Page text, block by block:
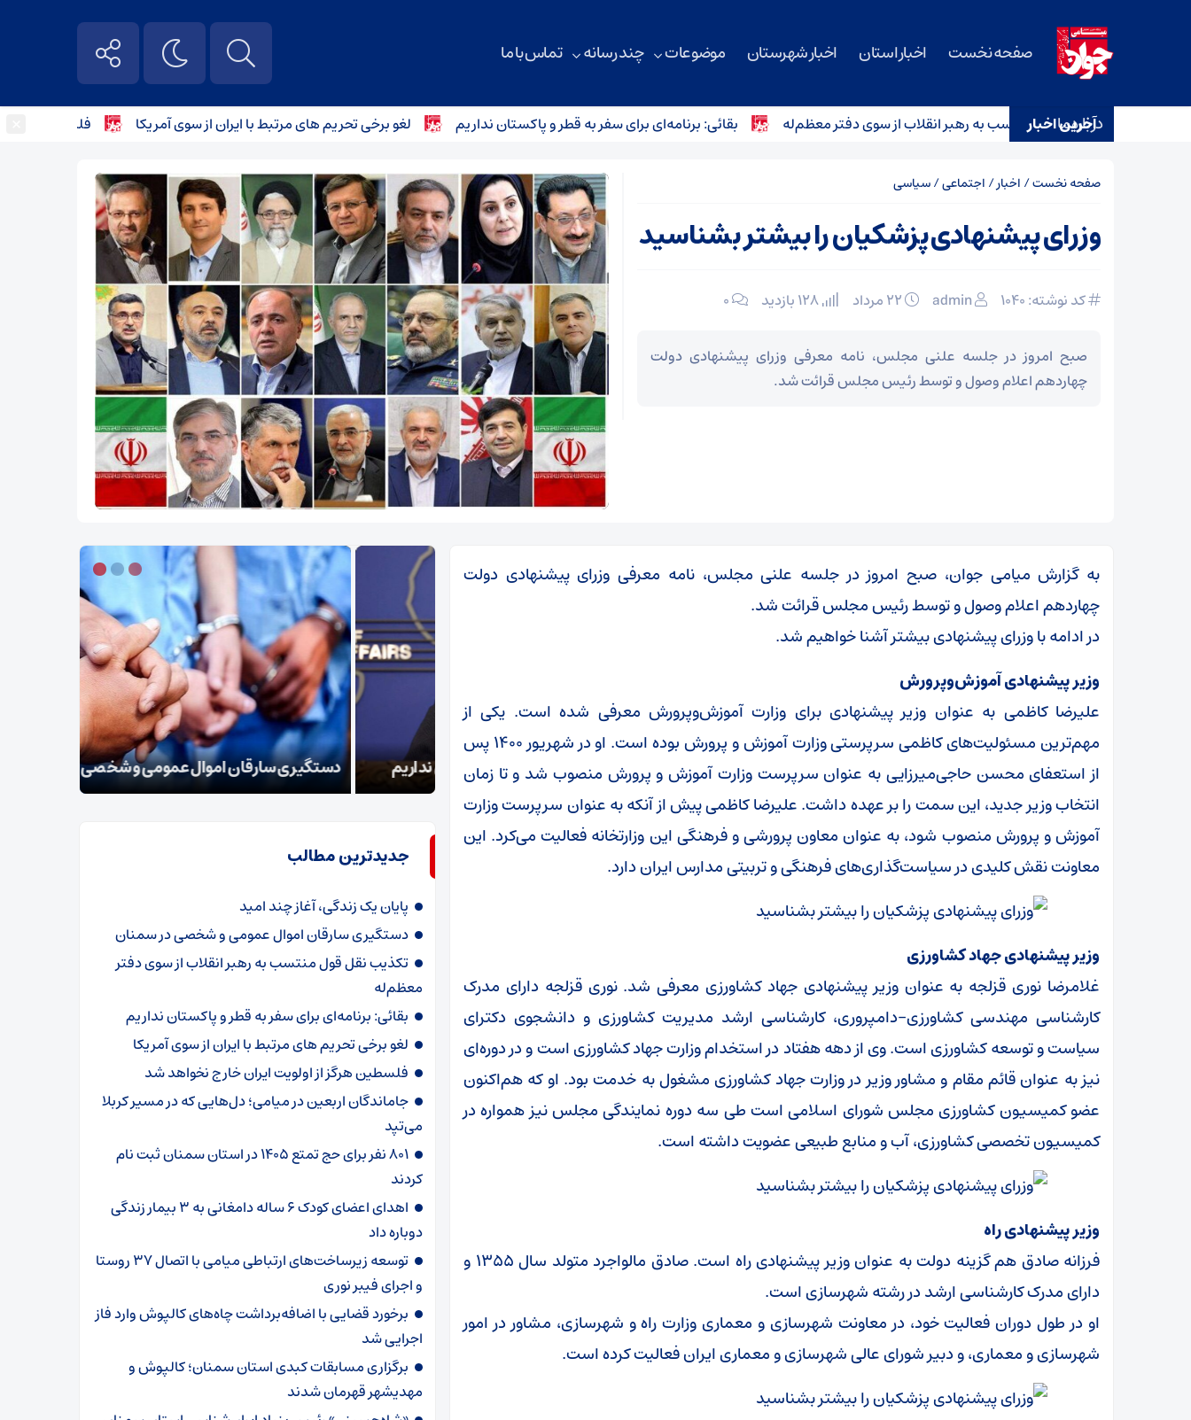
صفحه نخست اخبار استان اخبار شهرستان موضوعات چند رسانه تماس با ما
درباره ما
آخرین اخبار
تکذیب نقل قول منتسب به رهبر انقلاب از سوی دفتر معظم‌له بقائی: برنامه‌ای برای سفر به قطر و پاکستان نداریم لغو برخی تحریم های مرتبط با ایران از سوی آمریکا فلسطین هرگز از
صفحه نخست/ اخبار/ اجتماعی/سیاسی
وزرای پیشنهادی پزشکیان را بیشتر بشناسید
کد نوشته: 1040 admin ۰
صبح امروز در جلسه علنی مجلس، نامه معرفی وزرای پیشنهادی دولت
چهاردهم اعلام وصول و توسط رئیس مجلس قرائت شد.
به گزارش میامی جوان، صبح امروز در جلسه علنی مجلس، نامه معرفی وزرای پیشنهادی دولت
چهاردهم اعلام وصول و توسط رئیس مجلس قرائت شد.
در ادامه با وزرای پیشنهادی بیشتر آشنا خواهیم شد.
وزیر پیشنهادی آموزش‌وپرورش
علیرضا کاظمی به عنوان وزیر پیشنهادی برای وزارت آموزش‌وپرورش معرفی شده است. یکی از
مهم‌ترین مسئولیت‌های کاظمی سرپرستی وزارت آموزش و پرورش بوده است. او در شهریور ۱۴۰۰ پس
از استعفای محسن حاجی‌میرزایی به عنوان سرپرست وزارت آموزش و پرورش منصوب شد و تا زمان
انتخاب وزیر جدید، این سمت را بر عهده داشت. علیرضا کاظمی پیش از آنکه به عنوان سرپرست وزارت
آموزش و پرورش منصوب شود، به عنوان معاون پرورشی و فرهنگی این وزارتخانه فعالیت می‌کرد. این
معاونت نقش کلیدی در سیاست‌گذاری‌های فرهنگی و تربیتی مدارس ایران دارد.
وزیر پیشنهادی جهاد کشاورزی
غلامرضا نوری قزلجه به عنوان وزیر پیشنهادی جهاد کشاورزی معرفی شد. نوری قزلجه دارای مدرک
کارشناسی مهندسی کشاورزی-دامپروری، کارشناسی ارشد مدیریت کشاورزی و دانشجوی دکترای
سیاست و توسعه کشاورزی است. وی از دهه هفتاد در استخدام وزارت جهاد کشاورزی است و در دوره‌ای
نیز به عنوان قائم مقام و مشاور وزیر در وزارت جهاد کشاورزی مشغول به خدمت بود. او که هم‌اکنون
عضو کمیسیون کشاورزی مجلس شورای اسلامی است طی سه دوره نمایندگی مجلس نیز همواره در
کمیسیون تخصصی کشاورزی، آب و منابع طبیعی عضویت داشته است.
وزیر پیشنهادی راه
فرزانه صادق هم گزینه دولت به عنوان وزیر پیشنهادی راه است. صادق مالواجرد متولد سال ۱۳۵۵ و
دارای مدرک کارشناسی ارشد در رشته شهرسازی است.
او در طول دوران فعالیت خود، در معاونت شهرسازی و معماری وزارت راه و شهرسازی، مشاور در امور
شهرسازی و معماری، و دبیر شورای عالی شهرسازی و معماری ایران فعالیت کرده است.
تکذیب نقل قول منتسب به رهبر انقلاب از سوی دفتر
معظم‌له
بقائی: برنامه‌ای برای سفر به قطر و پاکستان نداریم دستگیری سارقان اموال عمومی و شخصی در سمنان
جدیدترین مطالب
پایان یک زندگی، آغاز چند امید
دستگیری سارقان اموال عمومی و شخصی در سمنان
تکذیب نقل قول منتسب به رهبر انقلاب از سوی دفتر
معظم‌له
بقائی: برنامه‌ای برای سفر به قطر و پاکستان نداریم
لغو برخی تحریم های مرتبط با ایران از سوی آمریکا
فلسطین هرگز از اولویت ایران خارج نخواهد شد
جاماندگان اربعین در میامی؛ دل‌هایی که در مسیر کربلا
می‌تپد
۸۰۱ نفر برای حج تمتع ۱۴۰۵ در استان سمنان ثبت نام
کردند
اهدای اعضای کودک ۶ ساله دامغانی به ۳ بیمار زندگی
دوباره داد
توسعه زیرساخت‌های ارتباطی میامی با اتصال ۳۷ روستا
و اجرای فیبر نوری
برخورد قضایی با اضافه‌برداشت چاه‌های کالپوش وارد فاز
اجرایی شد
برگزاری مسابقات کبدی استان سمنان؛ کالپوش و
مهدیشهر قهرمان شدند